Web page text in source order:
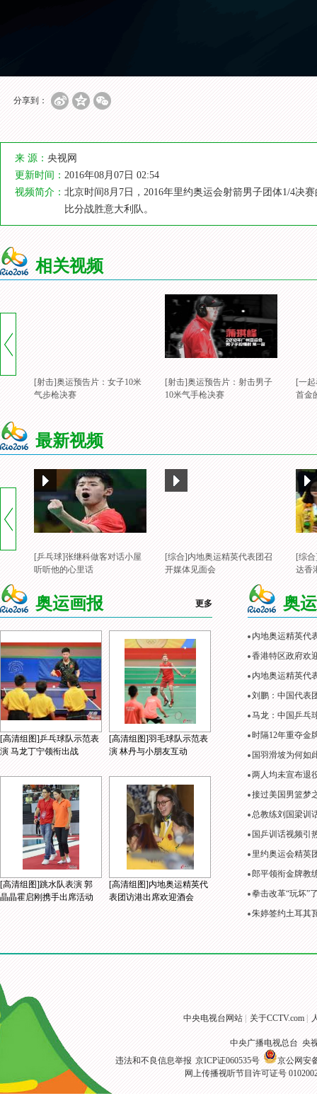
分享到：
来 源： 央视网
更新时间： 2016年08月07日 02:54
视频简介： 北京时间8月7日，2016年里约奥运会射箭男子团体1/4决
比分战胜意大利队。
相关视频
[射击]奥运预告片：女子10米
气步枪决赛
[射击]奥运预告片：射击男子
10米气手枪决赛
[一
首金
最新视频
[乒乓球]张继科做客对话小屋
听听他的心里话
[综合]内地奥运精英代表团召
开媒体见面会
[综
达香
奥运画报 更多
[高清组图]乒乓球队示范表
演 马龙丁宁领衔出战
[高清组图]羽毛球队示范表
演 林丹与小朋友互动
[高清组图]跳水队表演 郭
晶晶霍启刚携手出席活动
[高清组图]内地奥运精英代
表团访港出席欢迎酒会
奥
内地奥运精英代
香港特区政府欢
内地奥运精英代
刘鹏：中国代表
马龙：中国乒乓
时隔12年重夺金
国羽滑坡为何如
两人均未宣布退
接过美国男篮梦
总教练刘国梁训
国乒训话视频引
里约奥运会精英
郎平领衔金牌教
拳击改革“玩坏”
朱婷签约土耳其
中央电视台网站 关于CCTV.com
中央广播电视总台 央
违法和不良信息举报 京ICP证060535号
京公网安
网上传播视听节目许可证号